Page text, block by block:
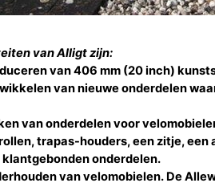
van Alligt zijn:
van 406 mm (20 inch)
van nieuwe onderdelen
van onderdelen voor
trapas-houders, een zitje,
onderdelen.
van velomobielen. De